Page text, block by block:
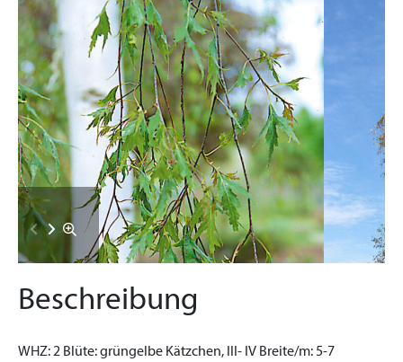
Beschreibung
WHZ:2 Blüte:grüngelbe Kätzchen, III- IV Breite/m:5-7